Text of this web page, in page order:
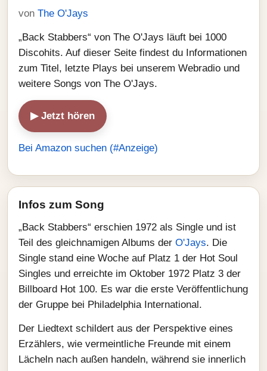
von The O'Jays
„Back Stabbers“ von The O'Jays läuft bei 1000
Discohits. Auf dieser Seite findest du Informationen
zum Titel, letzte Plays bei unserem Webradio und
weitere Songs von The O'Jays.
▶ Jetzt hören
Bei Amazon suchen (#Anzeige)
Infos zum Song
„Back Stabbers“ erschien 1972 als Single und ist
Teil des gleichnamigen Albums der O'Jays. Die
Single stand eine Woche auf Platz 1 der Hot Soul
Singles und erreichte im Oktober 1972 Platz 3 der
Billboard Hot 100. Es war die erste Veröffentlichung
der Gruppe bei Philadelphia International.
Der Liedtext schildert aus der Perspektive eines
Erzählers, wie vermeintliche Freunde mit einem
Lächeln nach außen handeln, während sie innerlich